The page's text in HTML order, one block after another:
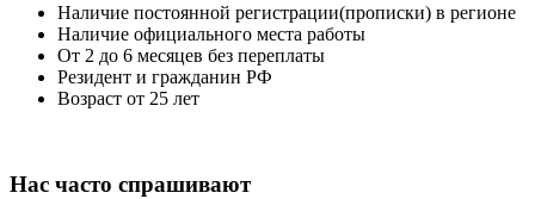
Наличие постоянной регистрации(прописки) в регионе
Наличие официального места работы
От 2 до 6 месяцев без переплаты
Резидент и гражданин РФ
Возраст от 25 лет
Нас часто спрашивают